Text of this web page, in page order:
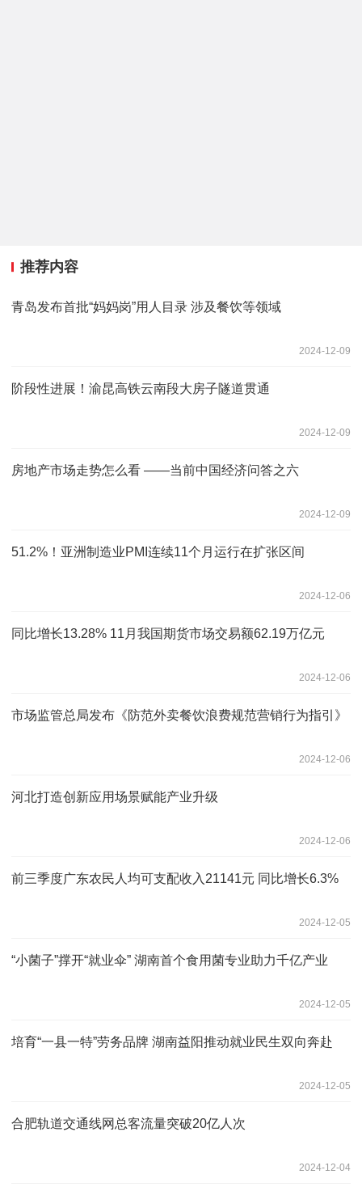
推荐内容
青岛发布首批“妈妈岗”用人目录 涉及餐饮等领域
2024-12-09
阶段性进展！渝昆高铁云南段大房子隧道贯通
2024-12-09
房地产市场走势怎么看 ——当前中国经济问答之六
2024-12-09
51.2%！亚洲制造业PMI连续11个月运行在扩张区间
2024-12-06
同比增长13.28% 11月我国期货市场交易额62.19万亿元
2024-12-06
市场监管总局发布《防范外卖餐饮浪费规范营销行为指引》
2024-12-06
河北打造创新应用场景赋能产业升级
2024-12-06
前三季度广东农民人均可支配收入21141元 同比增长6.3%
2024-12-05
“小菌子”撑开“就业伞” 湖南首个食用菌专业助力千亿产业
2024-12-05
培育“一县一特”劳务品牌 湖南益阳推动就业民生双向奔赴
2024-12-05
合肥轨道交通线网总客流量突破20亿人次
2024-12-04